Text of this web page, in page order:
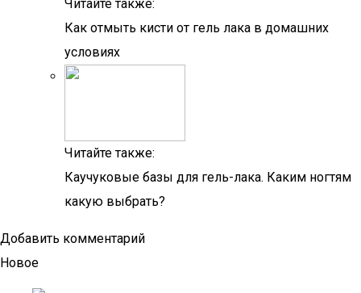
Читайте также:
Как отмыть кисти от гель лака в домашних
условиях
Читайте также:
Каучуковые базы для гель-лака. Каким ногтям
какую выбрать?
Добавить комментарий
Новое